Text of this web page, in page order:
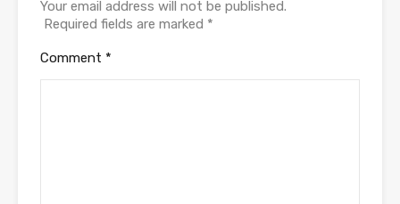
Your email address will not be published.
Required fields are marked *
Comment *